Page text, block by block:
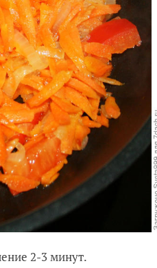
2-3 минут.